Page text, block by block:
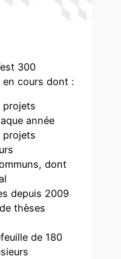
300
cours dont :
projets
année
projets
dont
depuis 2009
thèses
de 180